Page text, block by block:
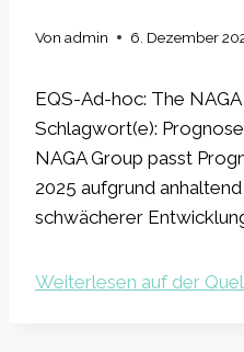
Von admin 6. Dezember
EQS-Ad-hoc: The
Schlagwort(e):
NAGA Group passt
2025 aufgrund
schwächerer
Weiterlesen auf der